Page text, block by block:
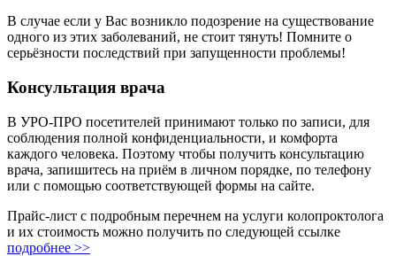
В случае если у Вас возникло подозрение на существование
одного из этих заболеваний, не стоит тянуть! Помните о
серьёзности последствий при запущенности проблемы!
Консультация врача
В УРО-ПРО посетителей принимают только по записи, для
соблюдения полной конфиденциальности, и комфорта
каждого человека. Поэтому чтобы получить консультацию
врача, запишитесь на приём в личном порядке, по телефону
или с помощью соответствующей формы на сайте.
Прайс-лист с подробным перечнем на услуги колопроктолога
и их стоимость можно получить по следующей ссылке
подробнее >>